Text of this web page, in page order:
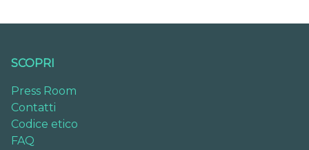
SCOPRI
Press Room
Contatti
Codice etico
FAQ